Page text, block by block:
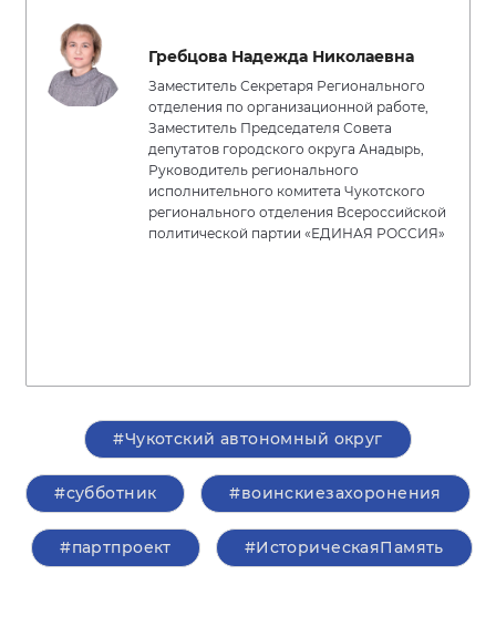
Гребцова Надежда Николаевна
Заместитель Секретаря Регионального
отделения по организационной работе,
Заместитель Председателя Совета
депутатов городского округа Анадырь,
Руководитель регионального
исполнительного комитета Чукотского
регионального отделения Всероссийской
политической партии «ЕДИНАЯ РОССИЯ»
#Чукотский автономный округ
#субботник #воинскиезахоронения
#партпроект #ИсторическаяПамять